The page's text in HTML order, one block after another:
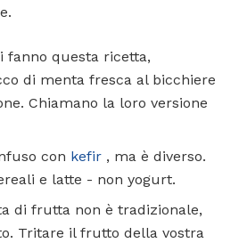
fanno questa ricetta,
di menta fresca al bicchiere
Chiamano la loro versione
con kefir , ma è diverso.
e latte - non yogurt.
di frutta non è tradizionale,
Tritare il frutto della vostra